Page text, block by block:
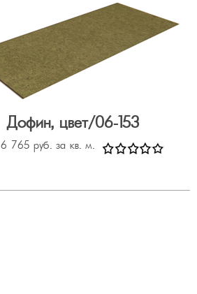
Дофин, цвет/06-153
6 765 руб. за кв. м.